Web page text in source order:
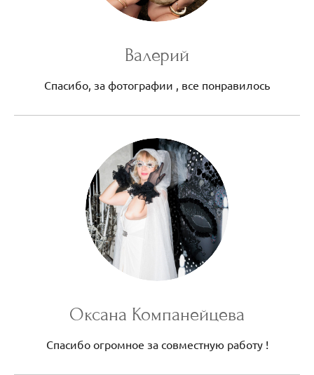
Валерий
Спасибо, за фотографии , все понравилось
Оксана Компанейцева
Спасибо огромное за совместную работу !